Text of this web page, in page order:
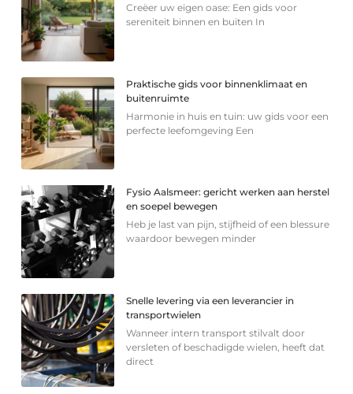
Creëer uw eigen oase: Een gids voor
sereniteit binnen en buiten In
Praktische gids voor binnenklimaat en
buitenruimte
Harmonie in huis en tuin: uw gids voor een
perfecte leefomgeving Een
Fysio Aalsmeer: gericht werken aan herstel
en soepel bewegen
Heb je last van pijn, stijfheid of een blessure
waardoor bewegen minder
Snelle levering via een leverancier in
transportwielen
Wanneer intern transport stilvalt door
versleten of beschadigde wielen, heeft dat
direct